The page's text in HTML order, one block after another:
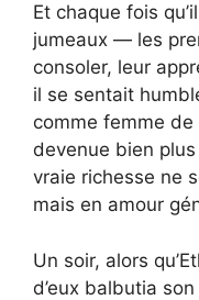
Et chaque fois
jumeaux — les
consoler, leur
il se sentait
comme femme
devenue bien
vraie richesse ne
mais en amour
Un soir, alors
d’eux balbutia